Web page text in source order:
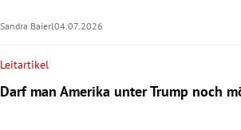
Sandra Baierl04.07.2026
Leitartikel
Darf man Amerika unter Trump noch